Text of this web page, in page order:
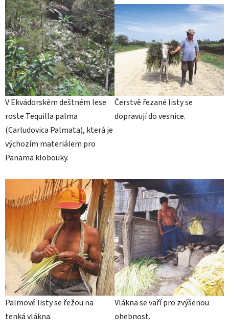
V Ekvádorském deštném lese
roste Tequilla palma
(Carludovica Palmata), která je
výchozím materiálem pro
Panama klobouky.
Čerstvě řezané listy se
dopravují do vesnice.
Palmové listy se řežou na
tenká vlákna.
Vlákna se vaří pro zvýšenou
ohebnost.